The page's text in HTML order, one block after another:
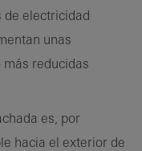
de electricidad
unas
reducidas
es, por
hacia el exterior de